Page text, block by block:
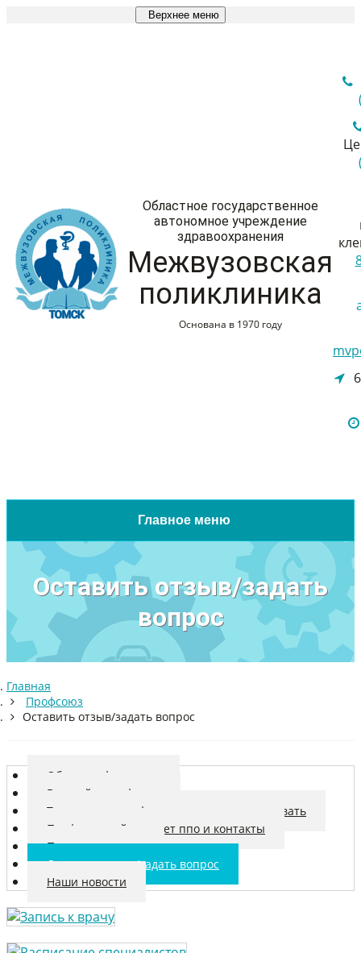
Верхнее меню
Областное государственное
автономное учреждение
здравоохранения
Межвузовская
поликлиника
Основана в 1970 году
Главное меню
Оставить отзыв/задать
вопрос
Главная
Профсоюз
Оставить отзыв/задать вопрос
Общая информация
Вступай в профсоюз
Только член профсоюза вправе рассчитывать
Профсоюзный комитет ппо и контакты
Полезные ссылки
Оставить отзыв/задать вопрос
Наши новости